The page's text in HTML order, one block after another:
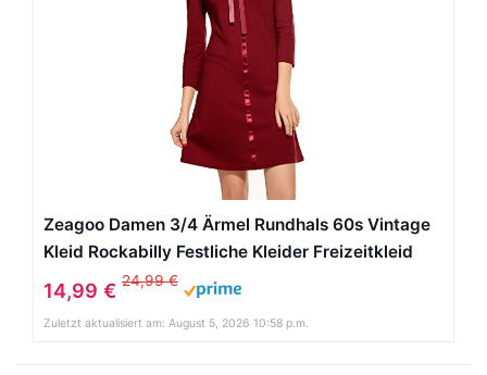
Zeagoo Damen 3/4 Ärmel Rundhals 60s Vintage
Kleid Rockabilly Festliche Kleider Freizeitkleid
Weinrot
14,99 € 24,99 €
Zuletzt aktualisiert am: August 5, 2026 10:58 p.m.